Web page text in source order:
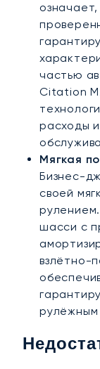
частью
Citation
расходы
Мягкая
Бизнес-
своей
шасси с
взлётно-